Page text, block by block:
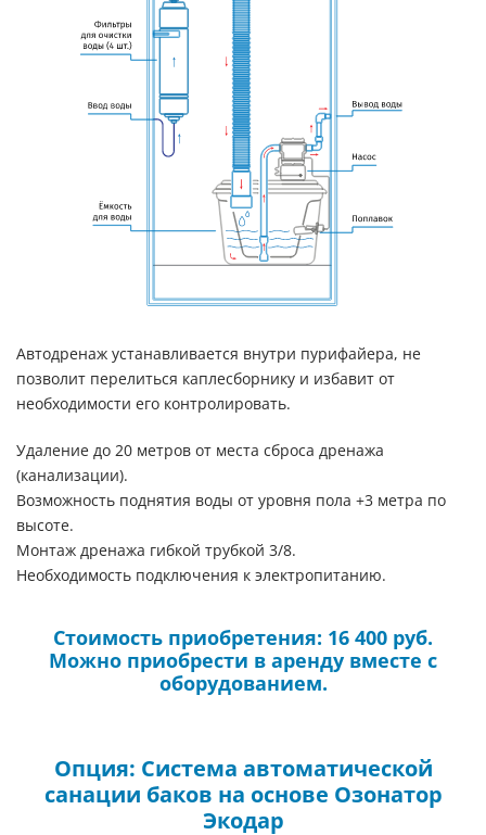
Автодренаж устанавливается внутри пурифайера, не
позволит перелиться каплесборнику и избавит от
необходимости его контролировать.
Удаление до 20 метров от места сброса дренажа
(канализации).
Возможность поднятия воды от уровня пола +3 метра по
высоте.
Монтаж дренажа гибкой трубкой 3/8.
Необходимость подключения к электропитанию.
Стоимость приобретения: 16 400 руб.
Можно приобрести в аренду вместе с
оборудованием.
Опция: Система автоматической
санации баков на основе Озонатор
Экодар